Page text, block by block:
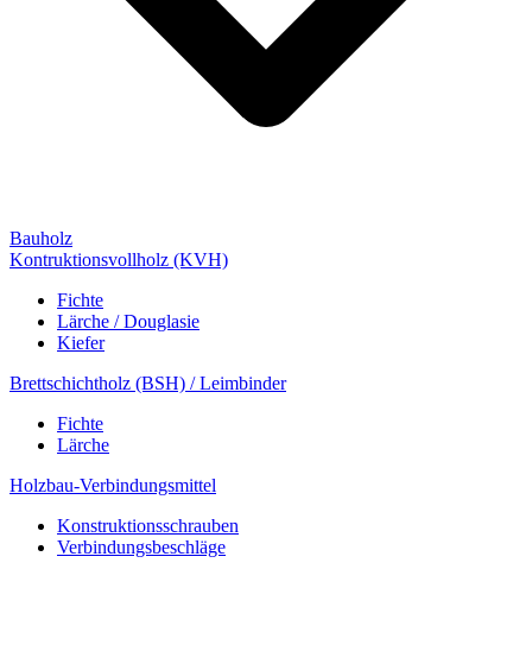
Bauholz
Kontruktionsvollholz (KVH)
Fichte
Lärche / Douglasie
Kiefer
Brettschichtholz (BSH) / Leimbinder
Fichte
Lärche
Holzbau-Verbindungsmittel
Konstruktionsschrauben
Verbindungsbeschläge